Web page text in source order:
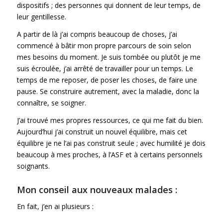
dispositifs ; des personnes qui donnent de leur temps, de
leur gentillesse.
A partir de là j’ai compris beaucoup de choses, j’ai
commencé à bâtir mon propre parcours de soin selon
mes besoins du moment. Je suis tombée ou plutôt je me
suis écroulée, j’ai arrêté de travailler pour un temps. Le
temps de me reposer, de poser les choses, de faire une
pause. Se construire autrement, avec la maladie, donc la
connaître, se soigner.
J’ai trouvé mes propres ressources, ce qui me fait du bien.
Aujourd’hui j’ai construit un nouvel équilibre, mais cet
équilibre je ne l’ai pas construit seule ; avec humilité je dois
beaucoup à mes proches, à l’ASF et à certains personnels
soignants.
Mon conseil aux nouveaux malades :
En fait, j’en ai plusieurs :